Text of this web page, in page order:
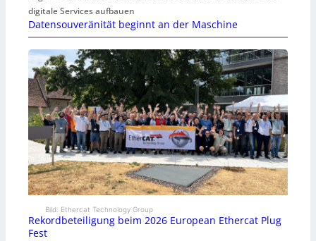
digitale Services aufbauen
Datensouveränität beginnt an der Maschine
Bild: Ethercat Technology Group
Rekordbeteiligung beim 2026 European Ethercat Plug
Fest